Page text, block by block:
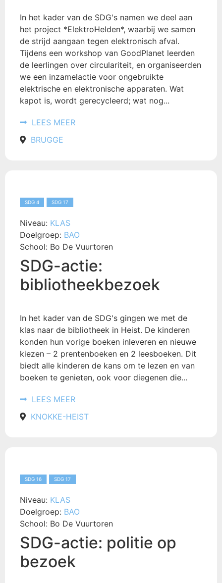
In het kader van de SDG's namen we deel aan
het project *ElektroHelden*, waarbij we samen
de strijd aangaan tegen elektronisch afval.
Tijdens een workshop van GoodPlanet leerden
de leerlingen over circulariteit, en organiseerden
we een inzamelactie voor ongebruikte
elektrische en elektronische apparaten. Wat
kapot is, wordt gerecycleerd; wat nog...
LEES MEER
BRUGGE
SDG 4 SDG 17
Niveau: KLAS
Doelgroep: BAO
School: Bo De Vuurtoren
SDG-actie:
bibliotheekbezoek
In het kader van de SDG's gingen we met de
klas naar de bibliotheek in Heist. De kinderen
konden hun vorige boeken inleveren en nieuwe
kiezen – 2 prentenboeken en 2 leesboeken. Dit
biedt alle kinderen de kans om te lezen en van
boeken te genieten, ook voor diegenen die...
LEES MEER
KNOKKE-HEIST
SDG 16 SDG 17
Niveau: KLAS
Doelgroep: BAO
School: Bo De Vuurtoren
SDG-actie: politie op
bezoek